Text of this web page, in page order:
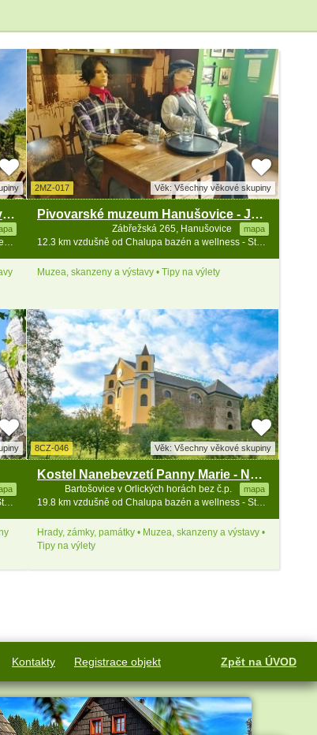
Muzeum opevnění – dělostřelecká tvrz Hůrka
7.2 km vzdušně od Chalupa bazén a wellness - Stezka v oblacích
2MZ-017 Věk: Všechny věkové skupiny
Pivovarské muzeum Hanušovice - Jeseníky
Zábřežská 265, Hanušovice mapa
12.3 km vzdušně od Chalupa bazén a wellness - Stezka v oblacích
Muzea, skanzeny a výstavy • Tipy na výlety
19.8 km vzdušně od Chalupa bazén a wellness - Stezka v oblacích
8CZ-046 Věk: Všechny věkové skupiny
Kostel Nanebevzetí Panny Marie - Neratov
Bartošovice v Orlických horách bez č.p. mapa
19.8 km vzdušně od Chalupa bazén a wellness - Stezka v oblacích
Hrady, zámky, památky • Muzea, skanzeny a výstavy •
Tipy na výlety
Kontakty Registrace objekt Zpět na ÚVOD